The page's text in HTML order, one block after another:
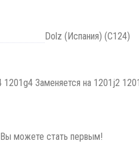
Dolz (Испания) (C124)
Заменяется на 1201j2
Вы можете стать первым!